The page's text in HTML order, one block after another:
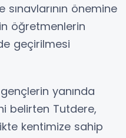
önemine
öğretmenlerin
geçirilmesi
yanında
belirten Tutdere,
kentimize sahip